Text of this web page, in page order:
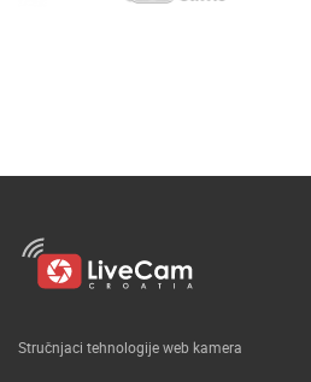
Stručnjaci tehnologije web kamera